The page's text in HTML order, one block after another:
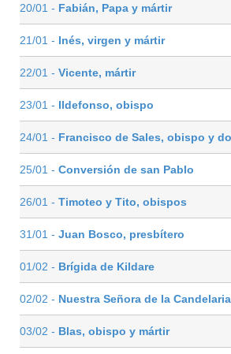
20/01 - Fabián, Papa y mártir
21/01 - Inés, virgen y mártir
22/01 - Vicente, mártir
23/01 - Ildefonso, obispo
24/01 - Francisco de Sales, obispo y
25/01 - Conversión de san Pablo
26/01 - Timoteo y Tito, obispos
31/01 - Juan Bosco, presbítero
01/02 - Brígida de Kildare
02/02 - Nuestra Señora de la Candelaria
03/02 - Blas, obispo y mártir